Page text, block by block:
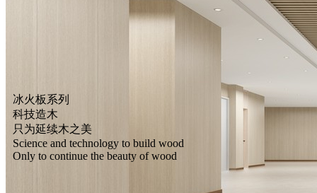
冰火板系列
科技造木
只为延续木之美
Science and technology to build wood
Only to continue the beauty of wood